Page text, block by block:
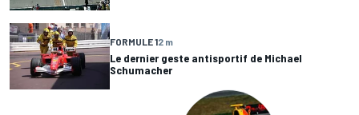
FORMULE 12 m
Le dernier geste antisportif de Michael
Schumacher